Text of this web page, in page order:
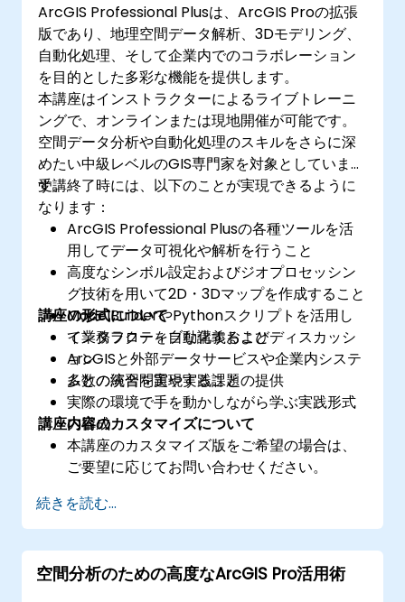
ArcGIS Professional Plusは、ArcGIS Proの拡張
版であり、地理空間データ解析、3Dモデリング、
自動化処理、そして企業内でのコラボレーション
を目的とした多彩な機能を提供します。
本講座はインストラクターによるライブトレーニ
ングで、オンラインまたは現地開催が可能です。
空間データ分析や自動化処理のスキルをさらに深
めたい中級レベルのGIS専門家を対象としていま
す。
受講終了時には、以下のことが実現できるように
なります：
ArcGIS Professional Plusの各種ツールを活
用してデータ可視化や解析を行うこと
高度なシンボル設定およびジオプロセッシン
グ技術を用いて2D・3Dマップを作成すること
ModelBuilderやPythonスクリプトを活用し
て業務フローを自動化すること
ArcGISと外部データサービスや企業内システ
ムとの統合を実現すること
講座の形式について
インタラクティブな講義およびディスカッシ
ョン
多数の演習問題や実践課題の提供
実際の環境で手を動かしながら学ぶ実践形式
の構成
講座内容のカスタマイズについて
本講座のカスタマイズ版をご希望の場合は、
ご要望に応じてお問い合わせください。
続きを読む...
空間分析のための高度なArcGIS Pro活用術